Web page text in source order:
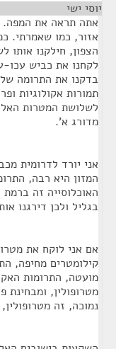
יוסי ישי
אתה תראה את המפה.
אזור, כמו שאמרתי.
לקחנו את כביש
בדקנו את התרומה
תמורות אקולוגיות
מדורג א'.
אני יורד לדרומית
המזון היא רבה,
האוכלוסייה זה
בגליל ולכן דירגנו
קילומטרים מחיפה,
מועטה, התרומות
מטרופולין, ומבחינת
נמוכה, זה